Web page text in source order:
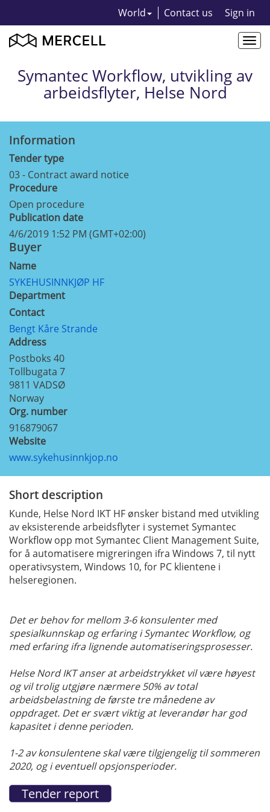
World Contact us Sign in
Symantec Workflow, utvikling av
arbeidsflyter, Helse Nord
Information
Tender type
03 - Contract award notice
Procedure
Open procedure
Publication date
4/6/2019 1:52 PM (GMT+02:00)
Buyer
Name
SYKEHUSINNKJØP HF
Department
Contact
Bengt Kåre Strande
Address
Postboks 40
Tollbugata 7
9811 VADSØ
Norway
Org. number
916879067
Website
www.sykehusinnkjop.no
Short description
Kunde, Helse Nord IKT HF ønsker bistand med utvikling
av eksisterende arbeidsflyter i systemet Symantec
Workflow opp mot Symantec Client Management Suite,
for å automatisere migreringen ifra Windows 7, til nytt
operativsystem, Windows 10, for PC klientene i
helseregionen.
Det er behov for mellom 3-6 konsulenter med
spesialkunnskap og erfaring i Symantec Workflow, og
med erfaring ifra lignende automatiseringsprosesser.
Helse Nord IKT anser at arbeidstrykket vil være høyest
og vil trolig utgjøre nærmere 50% av total
arbeidsbelastning de første tre månedene av
oppdraget. Det er svært viktig at leverandør har god
kapasitet i denne perioden.
1-2 av konsulentene skal være tilgjengelig til sommeren
2020, og i eventuell opsjonsperioder.